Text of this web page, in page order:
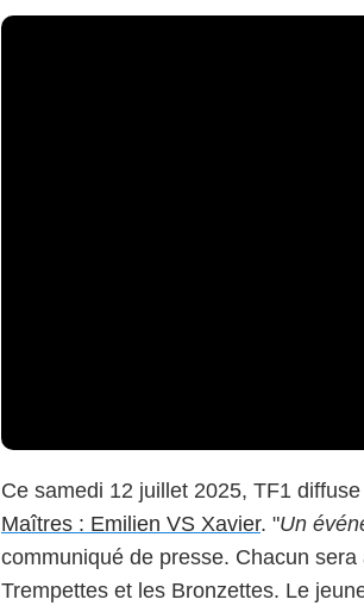
Ce samedi 12 juillet 2025, TF1 diffuse
Maîtres : Emilien VS Xavier. "Un
communiqué de presse. Chacun
Trempettes et les Bronzettes. Le